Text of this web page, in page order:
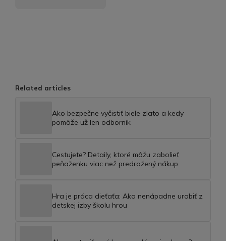
Related articles
Ako bezpečne vyčistiť biele zlato a kedy
pomôže už len odborník
Cestujete? Detaily, ktoré môžu zabolieť
peňaženku viac než predražený nákup
Hra je práca dieťaťa: Ako nenápadne urobiť z
detskej izby školu hrou